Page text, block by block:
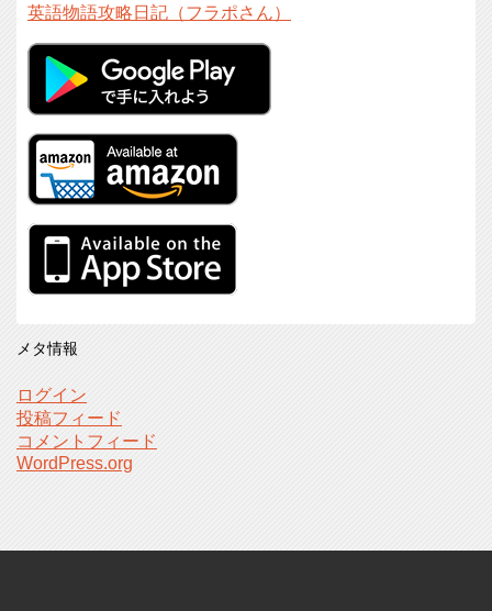
英語物語攻略日記（フラポさん）
メタ情報
ログイン
投稿フィード
コメントフィード
WordPress.org